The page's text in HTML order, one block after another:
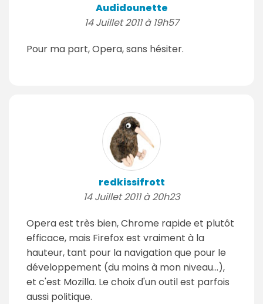
Audidounette
14 Juillet 2011 à 19h57
Pour ma part, Opera, sans hésiter.
redkissifrott
14 Juillet 2011 à 20h23
Opera est très bien, Chrome rapide et plutôt
efficace, mais Firefox est vraiment à la
hauteur, tant pour la navigation que pour le
développement (du moins à mon niveau...),
et c'est Mozilla. Le choix d'un outil est parfois
aussi politique.